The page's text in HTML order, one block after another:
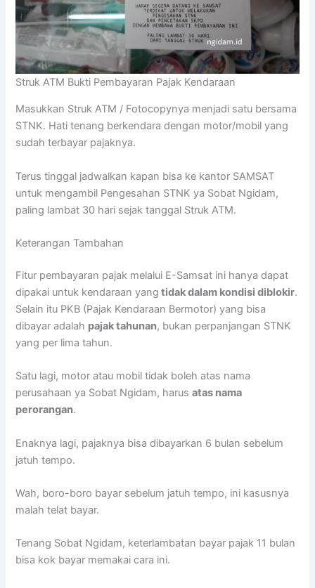
Struk ATM Bukti Pembayaran Pajak Kendaraan
Masukkan Struk ATM / Fotocopynya menjadi satu bersama
STNK. Hati tenang berkendara dengan motor/mobil yang
sudah terbayar pajaknya.
Terus tinggal jadwalkan kapan bisa ke kantor SAMSAT
untuk mengambil Pengesahan STNK ya Sobat Ngidam,
paling lambat 30 hari sejak tanggal Struk ATM.
Keterangan Tambahan
Fitur pembayaran pajak melalui E-Samsat ini hanya dapat
dipakai untuk kendaraan yang tidak dalam kondisi diblokir.
Selain itu PKB (Pajak Kendaraan Bermotor) yang bisa
dibayar adalah pajak tahunan, bukan perpanjangan STNK
yang per lima tahun.
Satu lagi, motor atau mobil tidak boleh atas nama
perusahaan ya Sobat Ngidam, harusatas nama
perorangan.
Enaknya lagi, pajaknya bisa dibayarkan 6 bulan sebelum
jatuh tempo.
Wah, boro-boro bayar sebelum jatuh tempo, ini kasusnya
malah telat bayar.
Tenang Sobat Ngidam, keterlambatan bayar pajak 11 bulan
bisa kok bayar memakai cara ini.